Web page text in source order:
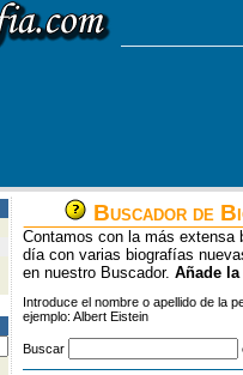
Buscador de
Contamos con la más extensa
día con varias biografías
en nuestro Buscador. Añade
Introduce el nombre o apellido de la
ejemplo: Albert Eistein
Buscar